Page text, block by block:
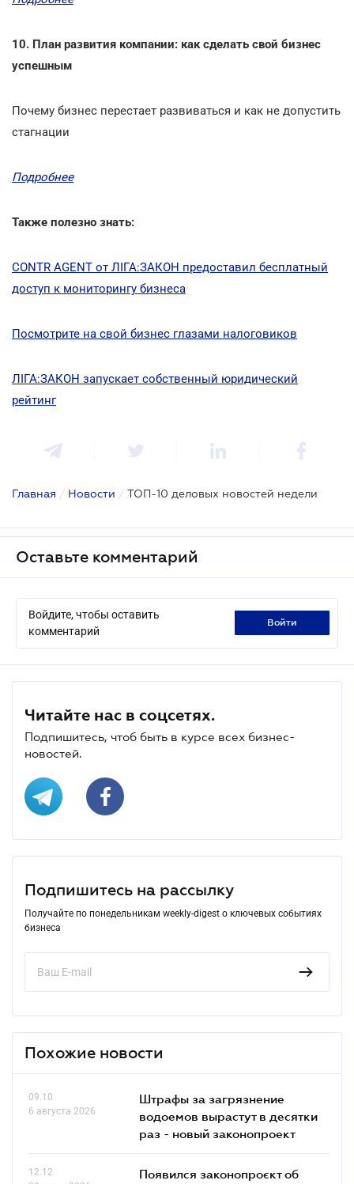
10. План развития компании: как сделать свой бизнес
успешным
Почему бизнес перестает развиваться и как не допустить
стагнации
Подробнее
Также полезно знать:
CONTR AGENT от ЛІГА:ЗАКОН предоставил бесплатный
доступ к мониторингу бизнеса
Посмотрите на свой бизнес глазами налоговиков
ЛІГА:ЗАКОН запускает собственный юридический
рейтинг
Главная / Новости / ТОП-10 деловых новостей недели
Оставьте комментарий
Войдите, чтобы оставить
комментарий
войти
Читайте нас в соцсетях.
Подпишитесь, чтоб быть в курсе всех бизнес-
новостей.
Подпишитесь на рассылку
Получайте по понедельникам weekly-digest о ключевых событиях
бизнеса
Похожие новости
09.10
6 августа 2026
Штрафы за загрязнение
водоемов вырастут в десятки
раз - новый законопроект
12.12
Появился законопроєкт об